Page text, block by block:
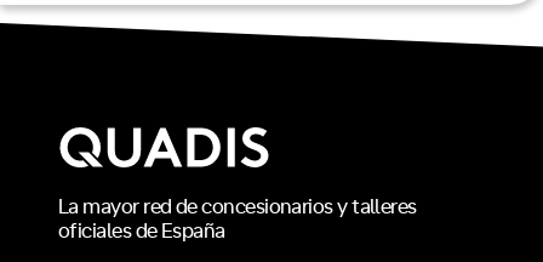
La mayor red de concesionarios y talleres
oficiales de España